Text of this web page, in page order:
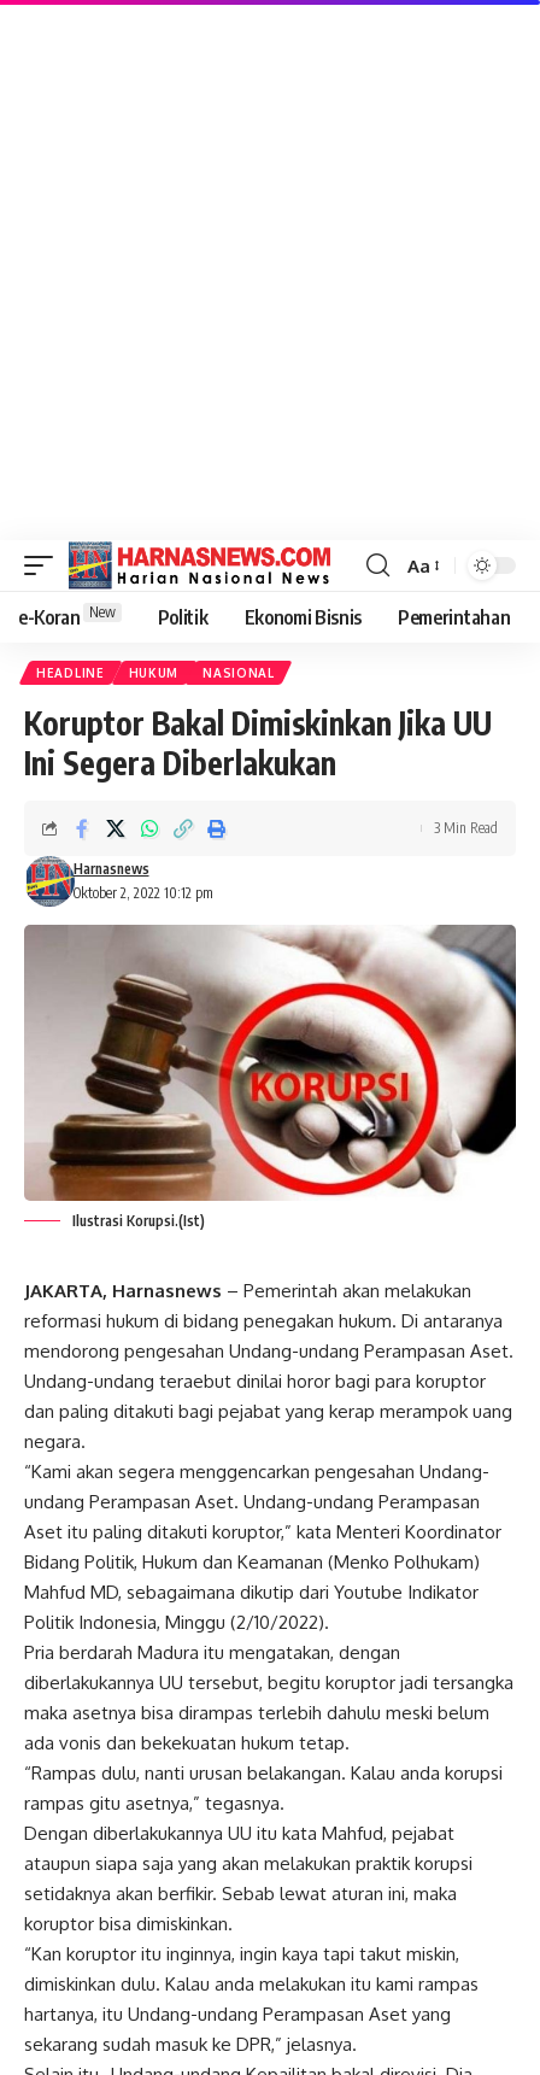
Aa
e-Koran New Politik Ekonomi Bisnis Pemerintahan
HEADLINE HUKUM NASIONAL
Koruptor Bakal Dimiskinkan Jika UU
Ini Segera Diberlakukan
Oktober 2, 2022 10:12 pm
Harnasnews
3 Min Read
Ilustrasi Korupsi.(Ist)
JAKARTA, Harnasnews – Pemerintah akan melakukan
reformasi hukum di bidang penegakan hukum. Di antaranya
mendorong pengesahan Undang-undang Perampasan Aset.
Undang-undang teraebut dinilai horor bagi para koruptor
dan paling ditakuti bagi pejabat yang kerap merampok uang
negara.
“Kami akan segera menggencarkan pengesahan Undang-
undang Perampasan Aset. Undang-undang Perampasan
Aset itu paling ditakuti koruptor,” kata Menteri Koordinator
Bidang Politik, Hukum dan Keamanan (Menko Polhukam)
Mahfud MD, sebagaimana dikutip dari Youtube Indikator
Politik Indonesia, Minggu (2/10/2022).
Pria berdarah Madura itu mengatakan, dengan
diberlakukannya UU tersebut, begitu koruptor jadi tersangka
maka asetnya bisa dirampas terlebih dahulu meski belum
ada vonis dan bekekuatan hukum tetap.
“Rampas dulu, nanti urusan belakangan. Kalau anda korupsi
rampas gitu asetnya,” tegasnya.
Dengan diberlakukannya UU itu kata Mahfud, pejabat
ataupun siapa saja yang akan melakukan praktik korupsi
setidaknya akan berfikir. Sebab lewat aturan ini, maka
koruptor bisa dimiskinkan.
“Kan koruptor itu inginnya, ingin kaya tapi takut miskin,
dimiskinkan dulu. Kalau anda melakukan itu kami rampas
hartanya, itu Undang-undang Perampasan Aset yang
sekarang sudah masuk ke DPR,” jelasnya.